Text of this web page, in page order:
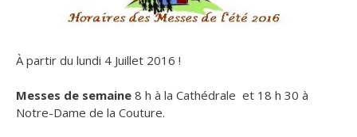
À partir du lundi 4 Juillet 2016 !
Messes de semaine 8 h à la Cathédrale et 18 h 30 à
Notre-Dame de la Couture.